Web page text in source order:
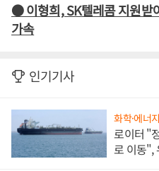
● 이형희, SK텔레콤 지원받
가속
인기기사
화학·에너지
로이터 "
로 이동",